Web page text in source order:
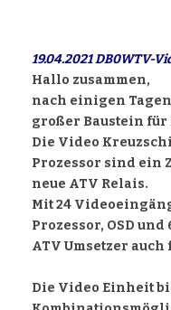
19.04.2021 DB0WTV-
Hallo zusammen,
nach einigen
großer Baustein für
Die Video
Prozessor sind ein
neue ATV Relais.
Mit 24
Prozessor, OSD
ATV Umsetzer
Die Video Einheit